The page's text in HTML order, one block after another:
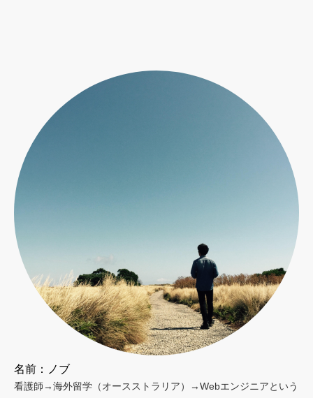
名前：ノブ
看護師→海外留学（オースストラリア）→Webエンジニアという